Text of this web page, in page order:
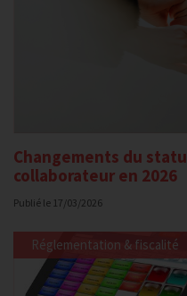
Changements du
collaborateur en 2026
Publié le 17/03/2026
Réglementation & fiscalité